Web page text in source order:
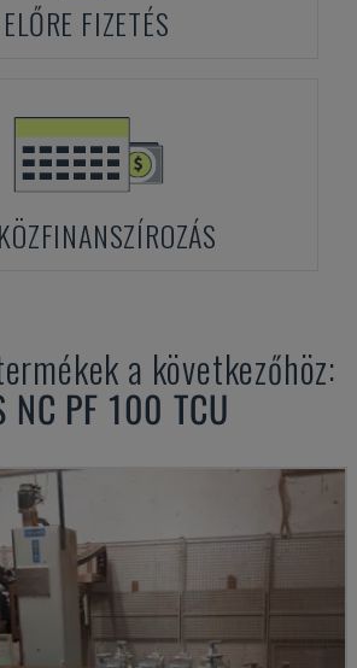
ELŐRE FIZETÉS
a következőhöz:
NC PF 100 TCU